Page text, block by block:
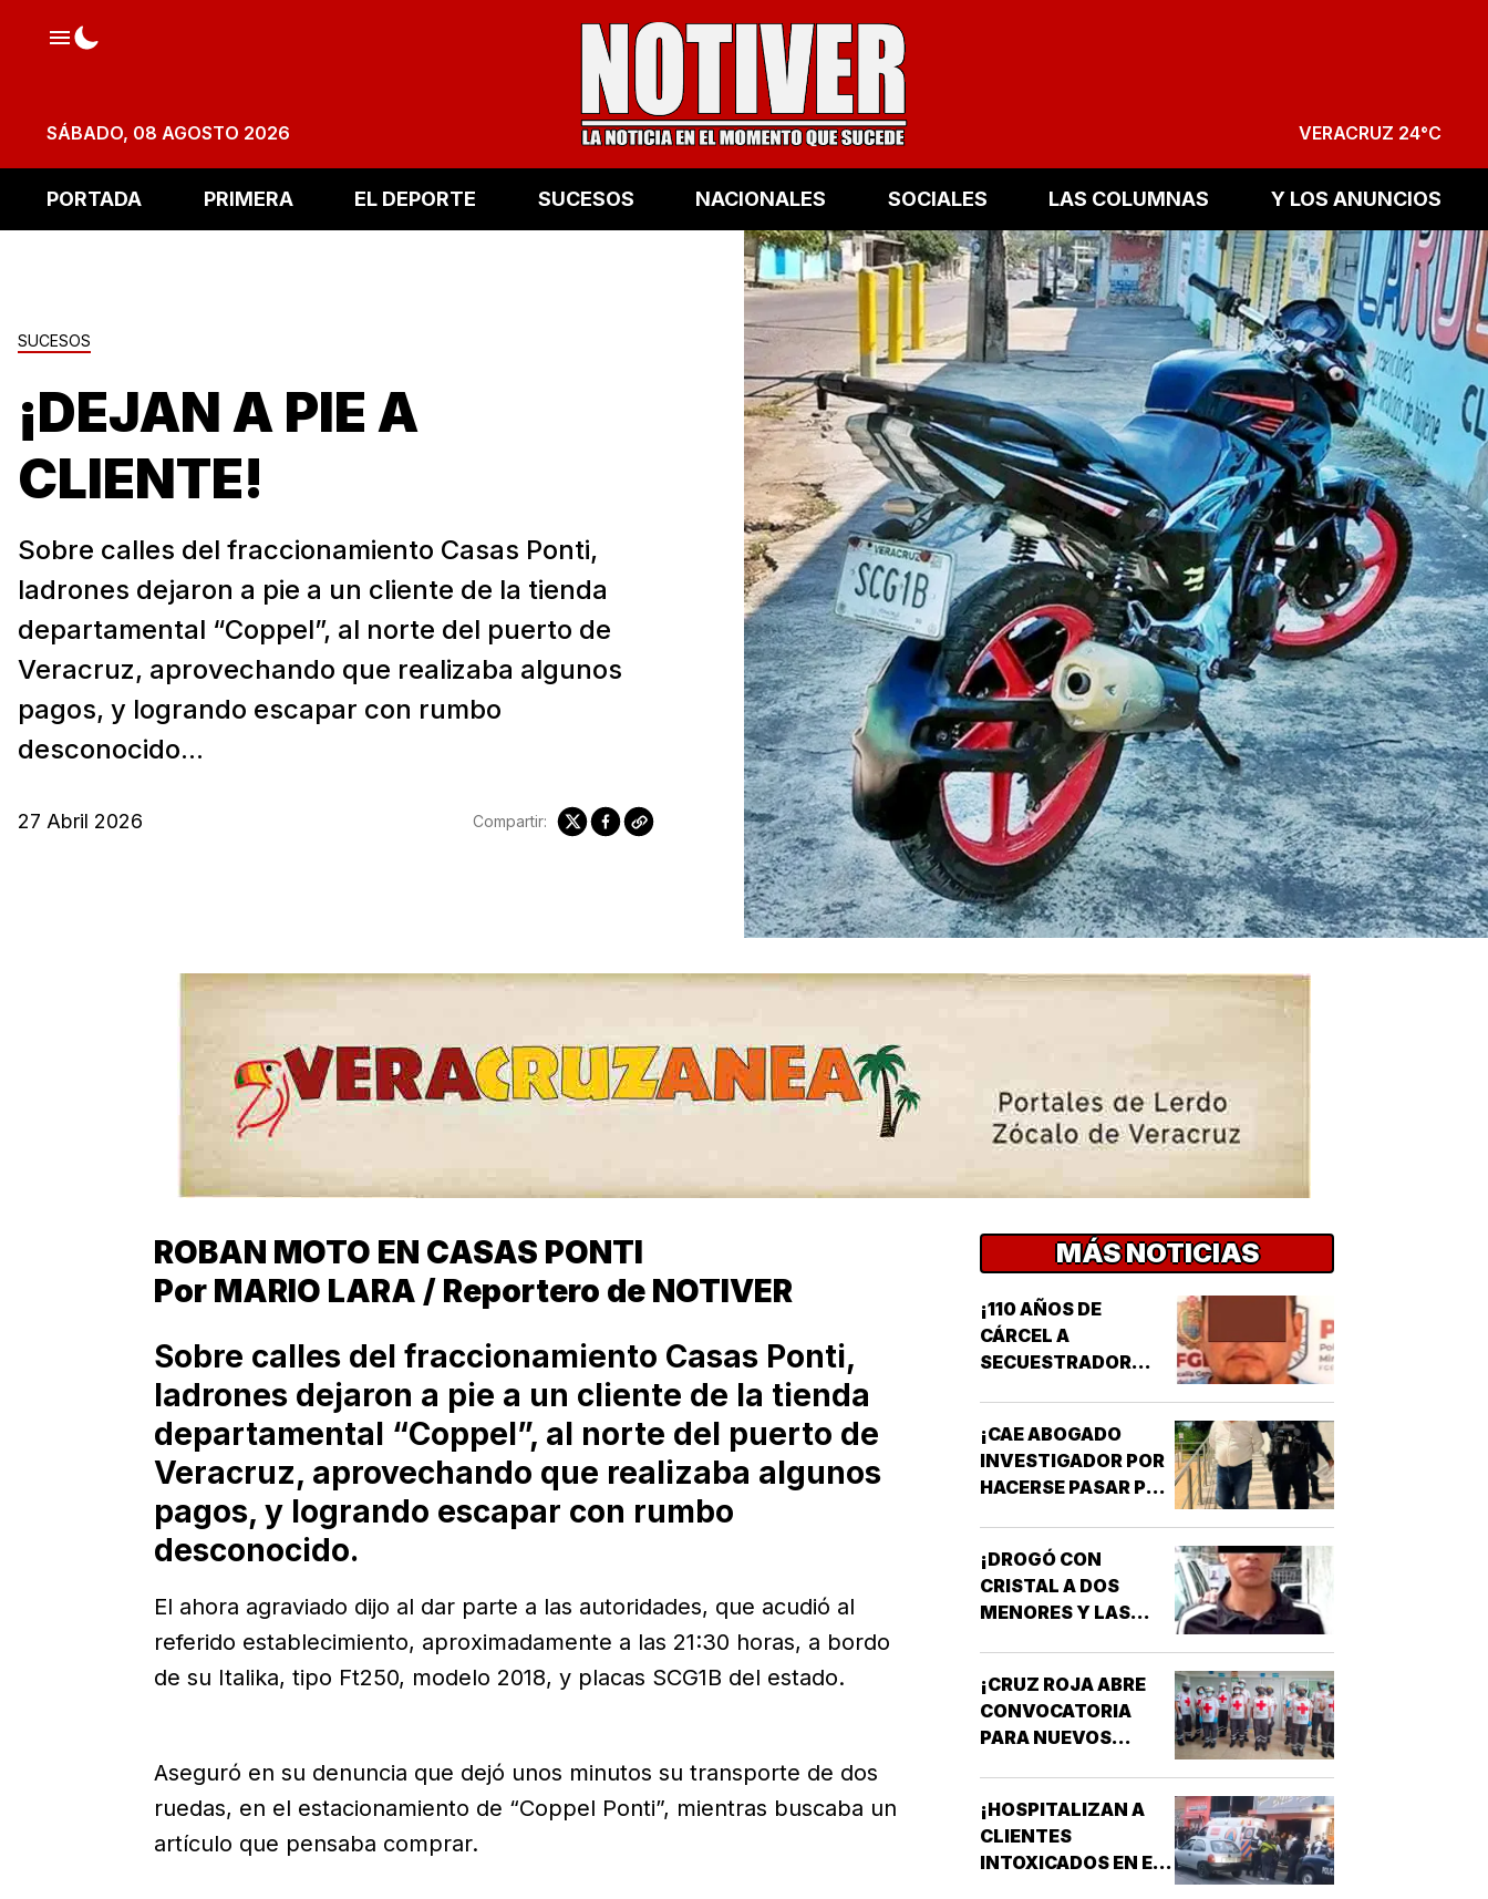
SÁBADO, 08 AGOSTO 2026 VERACRUZ 24°C
PORTADA PRIMERA EL DEPORTE SUCESOS NACIONALES SOCIALES LAS COLUMNAS Y LOS ANUNCIOS
SUCESOS
¡DEJAN A PIE A
CLIENTE!
Sobre calles del fraccionamiento Casas Ponti,
ladrones dejaron a pie a un cliente de la tienda
departamental “Coppel”, al norte del puerto de
Veracruz, aprovechando que realizaba algunos
pagos, y logrando escapar con rumbo
desconocido...
27 Abril 2026 Compartir:
ROBAN MOTO EN CASAS PONTI
Por MARIO LARA / Reportero de NOTIVER
Sobre calles del fraccionamiento Casas Ponti,
ladrones dejaron a pie a un cliente de la tienda
departamental “Coppel”, al norte del puerto de
Veracruz, aprovechando que realizaba algunos
pagos, y logrando escapar con rumbo
desconocido.
El ahora agraviado dijo al dar parte a las autoridades, que acudió al
referido establecimiento, aproximadamente a las 21:30 horas, a bordo
de su Italika, tipo Ft250, modelo 2018, y placas SCG1B del estado.
Aseguró en su denuncia que dejó unos minutos su transporte de dos
ruedas, en el estacionamiento de “Coppel Ponti”, mientras buscaba un
artículo que pensaba comprar.
MÁS NOTICIAS
¡110 AÑOS DE
CÁRCEL A
SECUESTRADOR
¡CAE ABOGADO
INVESTIGADOR POR
HACERSE PASAR POR
¡DROGÓ CON
CRISTAL A DOS
MENORES Y LAS
¡CRUZ ROJA ABRE
CONVOCATORIA
PARA NUEVOS
URGENCIAS
MÉDICAS!
¡HOSPITALIZAN A
CLIENTES
INTOXICADOS EN EL